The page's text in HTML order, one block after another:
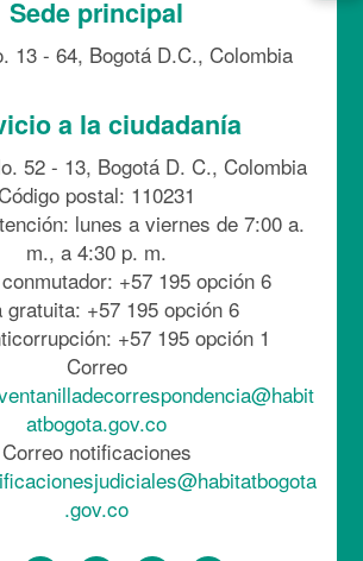
Sede principal
13 - 64, Bogotá D.C., Colombia
a la ciudadanía
52 - 13, Bogotá D. C., Colombia
postal: 110231
lunes a viernes de 7:00 a.
m., a 4:30 p. m.
+57 195 opción 6
gratuita: +57 195 opción 6
+57 195 opción 1
Correo
atbogota.gov.co
Correo notificaciones
.gov.co